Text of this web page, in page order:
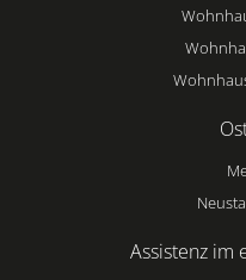
Assistenz im